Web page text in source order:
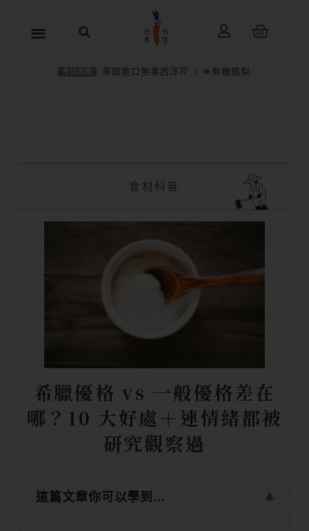
購
美國進口無毒西洋芹 🥑有機酪梨
食材科普
希臘優格 vs 一般優格差在
哪？10 大好處＋連情緒都被
研究觀察過
這篇文章你可以學到...